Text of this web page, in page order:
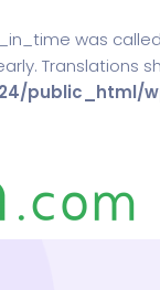
was called
Translations
public_html/